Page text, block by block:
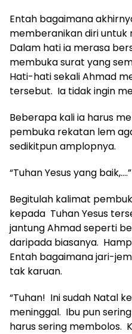
Entah bagaimana
memberanikan diri
Dalam hati ia merasa
membuka surat yang
Hati-hati sekali Ahmad
tersebut. Ia tidak ingin
Beberapa kali ia harus
pembuka rekatan lem
sedikitpun amplopnya.
“Tuhan Yesus yang baik,….”
Begitulah kalimat
kepada Tuhan Yesus
jantung Ahmad seperti
daripada biasanya.
Entah bagaimana jari-
tak karuan.
“Tuhan! Ini sudah Natal
meninggal. Ibu pun
harus sering membolos.